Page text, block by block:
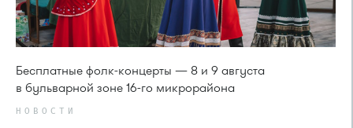
Бесплатные фолк-концерты — 8 и 9 августа
в бульварной зоне 16-го микрорайона
НОВОСТИ